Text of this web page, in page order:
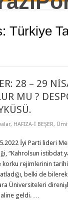
Türkiye
28 – 29
MU ?
, HAFIZA-İ BEŞER,
İyi Parti lideri
“Kahrolsun istibdat
korku rejimlerinin
belki de
Üniversiteleri
geldi. …